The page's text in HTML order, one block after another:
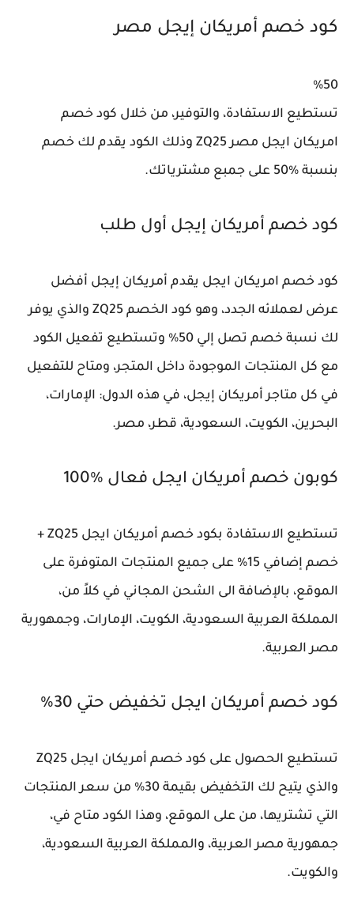
كود خصم أمريكان إيجل مصر
%50
تستطيع الاستفادة، والتوفير، من خلال كود خصم
امريكان ايجل مصر ZQ25 وذلك الكود يقدم لك خصم
بنسبة %50 على جمبع مشترياتك.
كود خصم أمريكان إيجل أول طلب
كود خصم امريكان ايجل يقدم أمريكان إيجل أفضل
عرض لعملائه الجدد، وهو كود الخصم ZQ25 والذي يوفر
لك نسبة خصم تصل إلي 50% وتستطيع تفعيل الكود
مع كل المنتجات الموجودة داخل المتجر، ومتاح للتفعيل
في كل متاجر أمريكان إيجل، في هذه الدول: الإمارات،
البحرين، الكويت، السعودية، قطر، مصر.
كوبون خصم أمريكان ايجل فعال %100
تستطيع الاستفادة بكود خصم أمريكان ايجل ZQ25 +
خصم إضافي 15% على جميع المنتجات المتوفرة على
الموقع، بالإضافة الى الشحن المجاني في كلاً من،
المملكة العربية السعودية، الكويت، الإمارات، وجمهورية
مصر العربية.
كود خصم أمريكان ايجل تخفيض حتي 30%
تستطيع الحصول على كود خصم أمريكان ايجل ZQ25
والذي يتيح لك التخفيض بقيمة 30% من سعر المنتجات
التي تشتريها، من على الموقع، وهذا الكود متاح في،
جمهورية مصر العربية، والمملكة العربية السعودية،
والكويت.